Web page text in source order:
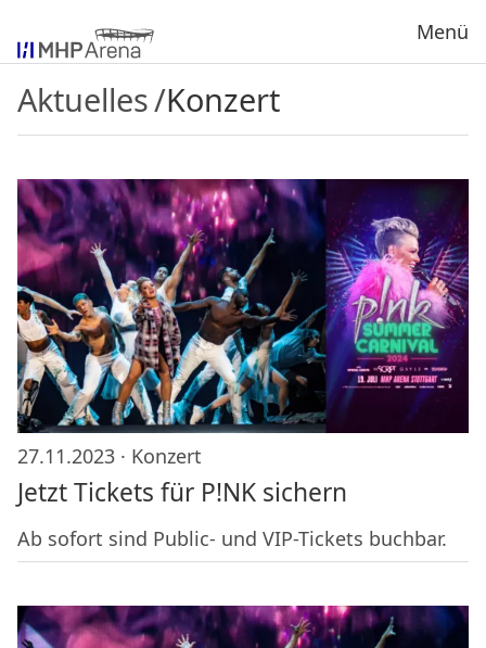
Menü
Aktuelles/Konzert
27.11.2023 · Konzert
Jetzt Tickets für P!NK sichern
Ab sofort sind Public- und VIP-Tickets buchbar.